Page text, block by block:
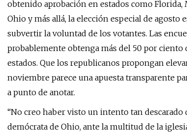
obtenido aprobación en estados como Florida,
Ohio y más allá, la elección especial de agosto
subvertir la voluntad de los votantes. Las
probablemente obtenga más del 50 por ciento
estados. Que los republicanos propongan
noviembre parece una apuesta transparente
a punto de anotar.
“No creo haber visto un intento tan
demócrata de Ohio, ante la multitud de la